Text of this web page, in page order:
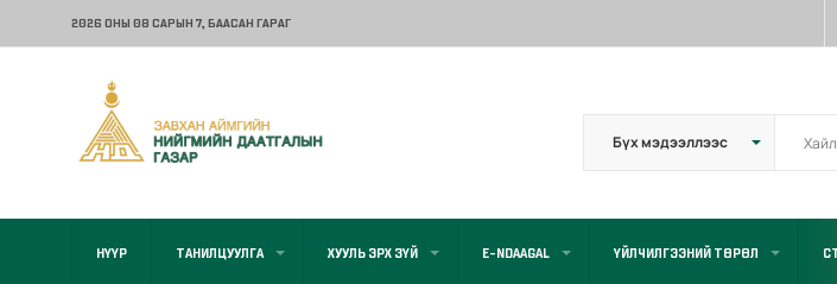
2026 ОНЫ 08 САРЫН 7, БААСАН ГАРАГ
НҮҮР ТАНИЛЦУУЛГА ХУУЛЬ ЭРХ ЗҮЙ E-NDAAGAL ҮЙЛЧИЛГЭЭНИЙ ТӨРӨЛ